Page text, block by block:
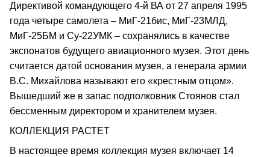
Директивой командующего 4-й ВА от 27 апреля 1995
года четыре самолета – МиГ-21бис, МиГ-23МЛД,
МиГ-25БМ и Су-22УМК – сохранялись в качестве
экспонатов будущего авиационного музея. Этот день
считается датой основания музея, а генерала армии
B.C. Михайлова называют его «крестным отцом».
Вышедший же в запас подполковник Стоянов стал
бессменным директором и хранителем музея.
КОЛЛЕКЦИЯ РАСТЕТ
В настоящее время коллекция музея включает 14